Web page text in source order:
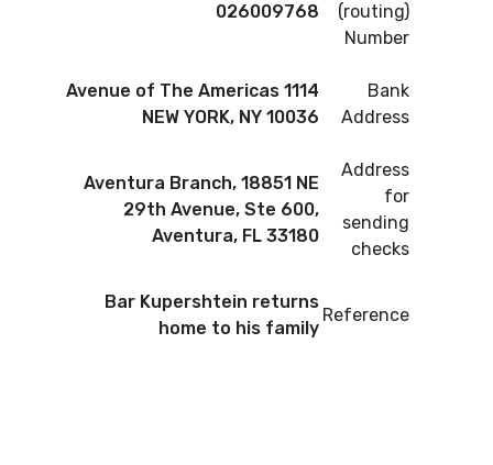
(routing)
Number
026009768
Bank
Address
1114 Avenue of The Americas
NEW YORK, NY 10036
Address
for
sending
checks
Aventura Branch, 18851 NE
29th Avenue, Ste 600,
Aventura, FL 33180
Reference
Bar Kupershtein returns
home to his family